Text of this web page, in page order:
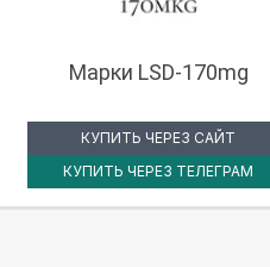
Марки LSD-170mg
КУПИТЬ ЧЕРЕЗ САЙТ
КУПИТЬ ЧЕРЕЗ ТЕЛЕГРАМ